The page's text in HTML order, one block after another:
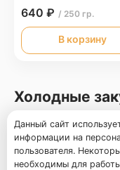
640 ₽ / 250 гр.
В корзину
Холодные
Данный сайт
информации на
пользователя.
необходимы для